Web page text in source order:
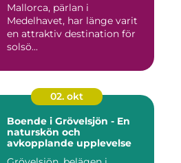
Mallorca, pärlan i
Medelhavet, har länge varit
en attraktiv destination för
solsö...
02. okt
Boende i Grövelsjön - En
naturskön och
avkopplande upplevelse